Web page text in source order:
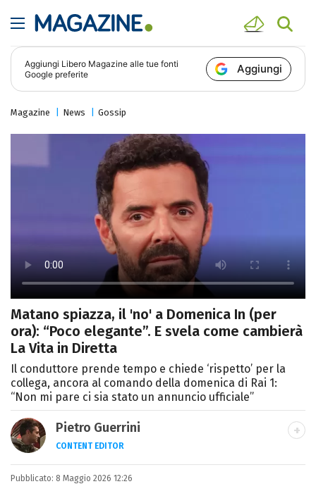
Aggiungi Libero Magazine alle tue fonti
Google preferite
Aggiungi
Magazine News Gossip
Matano spiazza, il 'no' a Domenica In (per
ora): “Poco elegante”. E svela come cambierà
La Vita in Diretta
Il conduttore prende tempo e chiede ‘rispetto’ per la
collega, ancora al comando della domenica di Rai 1:
“Non mi pare ci sia stato un annuncio ufficiale”
Pietro Guerrini
CONTENT EDITOR
Laurea in Lettere, smania di viaggi e
Pubblicato: 8 Maggio 2026 12:26